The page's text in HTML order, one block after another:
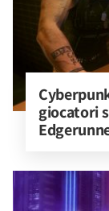
giocatori